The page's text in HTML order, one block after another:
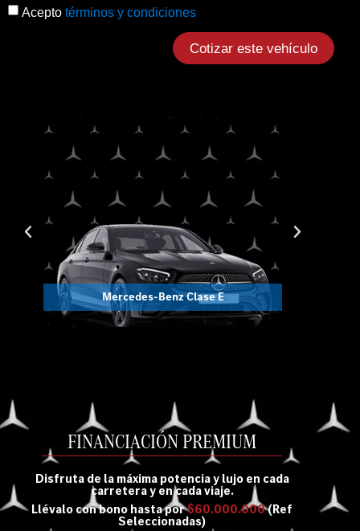
Acepto términos y condiciones
Cotizar este vehículo
Mercedes-Benz Clase E
FINANCIACIÓN PREMIUM
Disfruta de la máxima potencia y lujo en cada
carretera y en cada viaje.
Llévalo con bono hasta por$60.000.000(Ref
Seleccionadas)